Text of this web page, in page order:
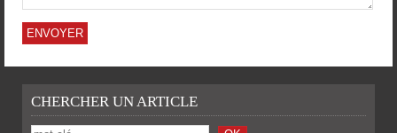
CHERCHER UN ARTICLE